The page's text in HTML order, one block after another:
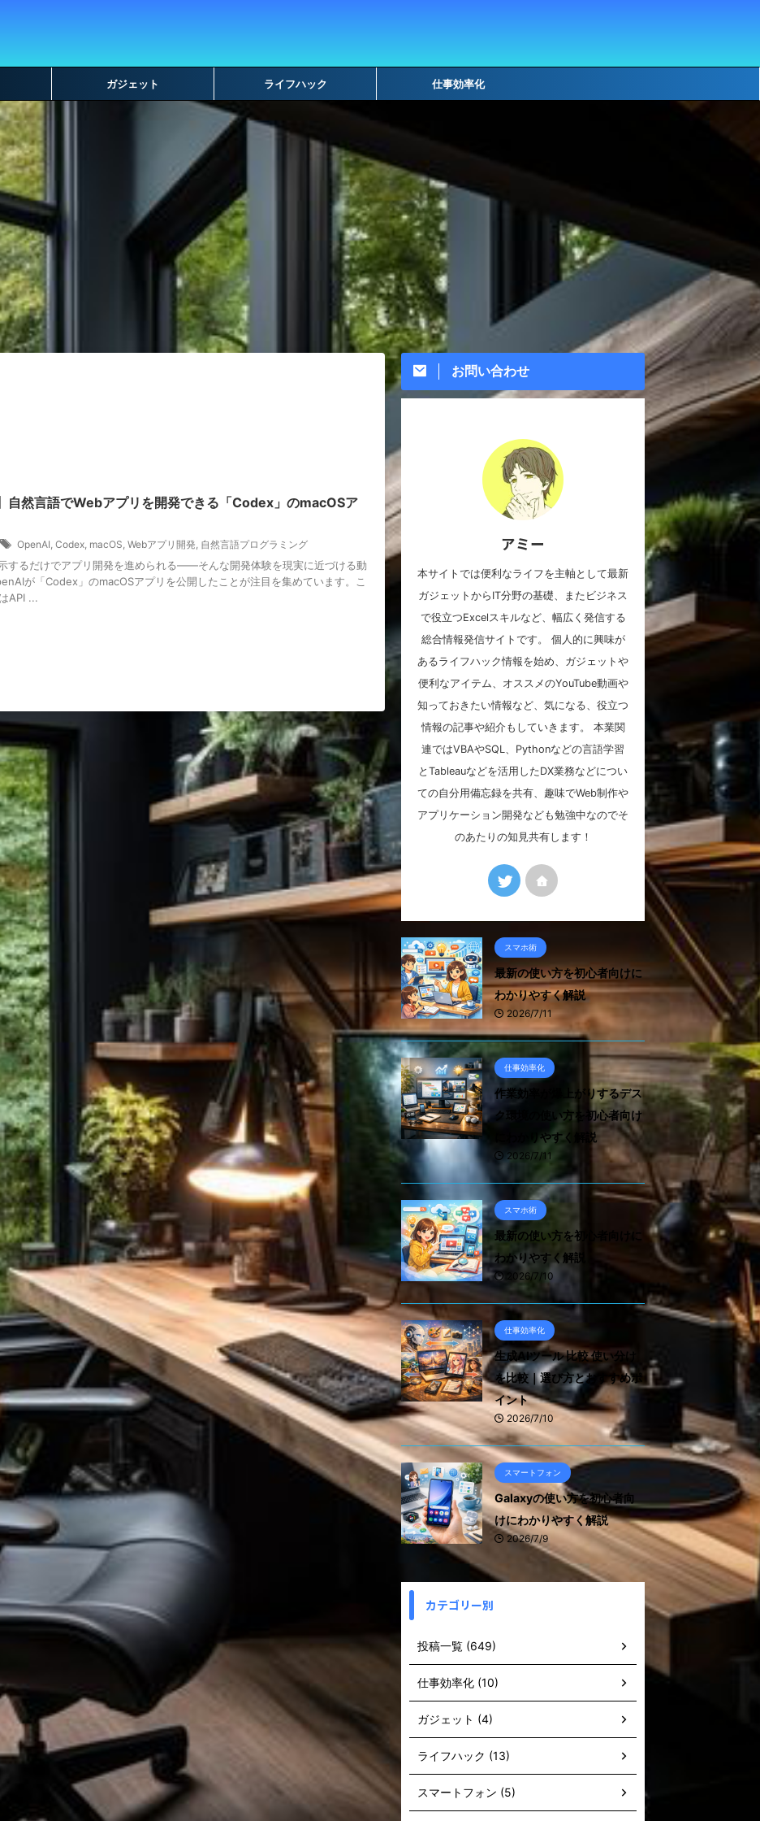
ガジェット ライフハック 仕事効率化
自然言語でWebアプリを開発できる「Codex」のmacOSア
OpenAI, Codex, macOS, Webアプリ開発, 自然言語プログラミング
するだけでアプリ開発を進められる――そんな開発体験を現実に近づける動
が「Codex」のmacOSアプリを公開したことが注目を集めています。こ
API ...
お問い合わせ
アミー
本サイトでは便利なライフを主軸として最新
ガジェットからIT分野の基礎、またビジネス
で役立つExcelスキルなど、幅広く発信する
総合情報発信サイトです。 個人的に興味が
あるライフハック情報を始め、ガジェットや
便利なアイテム、オススメのYouTube動画や
知っておきたい情報など、気になる、役立つ
情報の記事や紹介もしていきます。 本業関
連ではVBAやSQL、Pythonなどの言語学習
とTableauなどを活用したDX業務などについ
ての自分用備忘録を共有、趣味でWeb制作や
アプリケーション開発なども勉強中なのでそ
のあたりの知見共有します！
スマホ術
最新の使い方を初心者向けに
わかりやすく解説
2026/7/11
仕事効率化
作業効率が爆上がりするデス
ク環境の使い方を初心者向け
にわかりやすく解説
2026/7/11
スマホ術
最新の使い方を初心者向けに
わかりやすく解説
2026/7/10
仕事効率化
生成AIツール 比較 使い分け
を比較｜選び方とおすすめポ
イント
2026/7/10
スマートフォン
Galaxyの使い方を初心者向
けにわかりやすく解説
2026/7/9
カテゴリー別
投稿一覧 (649)
仕事効率化 (10)
ガジェット (4)
ライフハック (13)
スマートフォン (5)